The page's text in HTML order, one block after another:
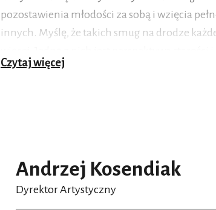
pozostawienia młodości za sobą i wzięcia
innych. Myślę, że takich smug na drodze
poszczególnych osób, jak i rozmaitych idei,
niewygasłą wdzięczność”.
Czytaj więcej
Andrzej Kosendiak
Dyrektor Artystyczny